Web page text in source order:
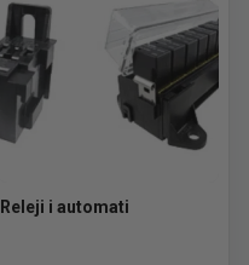
Releji i automati